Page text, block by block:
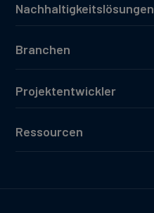
Nachhaltigkeitslösungen
Branchen
Projektentwickler
Ressourcen